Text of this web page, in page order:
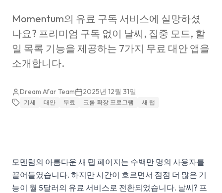
Momentum의 유료 구독 서비스에 실망하셨
나요? 프리미엄 구독 없이 날씨, 집중 모드, 할
일 목록 기능을 제공하는 7가지 무료 대안 앱을
소개합니다.
Dream Afar Team 2025년 12월 31일
기세 대안 무료 크롬 확장 프로그램 새 탭
모멘텀의 아름다운 새 탭 페이지는 수백만 명의 사용자를
끌어들였습니다. 하지만 시간이 흐르면서 점점 더 많은 기
능이 월 5달러의 유료 서비스로 전환되었습니다. 날씨? 프